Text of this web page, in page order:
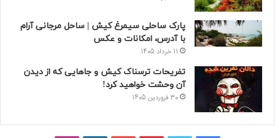
پارک ساحلی سیمرغ کیش | ساحل مرجانی آرام
با آدرس، امکانات و عکس
11 خرداد 1405
تفریحات ترسناک کیش و جاهایی که از دیدن
آن وحشت خواهید کرد!
30 فروردین 1405